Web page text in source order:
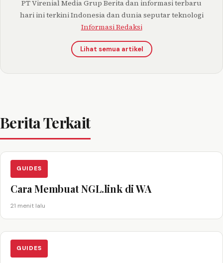
PT Virenial Media Grup Berita dan informasi terbaru
hari ini terkini Indonesia dan dunia seputar teknologi
Informasi Redaksi
Lihat semua artikel
Berita Terkait
GUIDES
Cara Membuat NGL.link di WA
21 menit lalu
GUIDES